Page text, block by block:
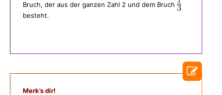
Bruch, der aus der ganzen Zahl 2 und dem Bruch
besteht.
Merk’s dir!